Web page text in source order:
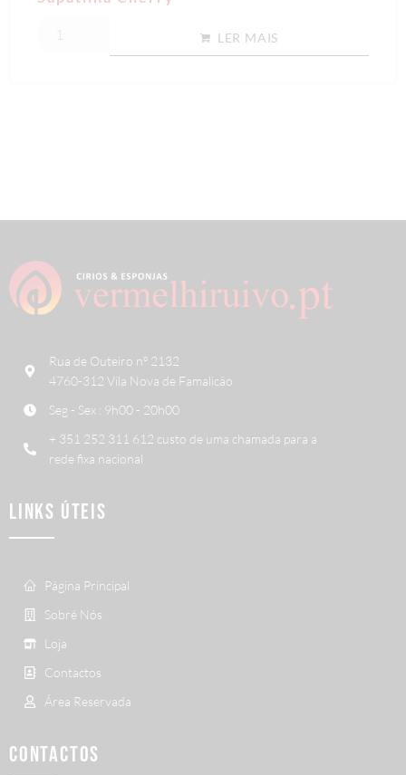
LER MAIS
Rua de Outeiro nº 2132
4760-312 Vila Nova de Famalicão
Seg - Sex : 9h00 - 20h00
+ 351 252 311 612 custo de uma chamada para a
rede fixa nacional
LINKS ÚTEIS
Página Principal
Sobré Nós
Loja
Contactos
Área Reservada
CONTACTOS